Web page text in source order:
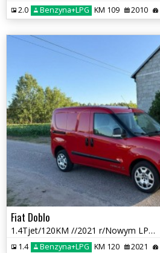
2.0 Benzyna+LPG KM 109 2010
Fiat Doblo
1.4Tjet/120KM //2021 r/Nowym LPG /przebieg 155 tys km
1.4 Benzyna+LPG KM 120 2021